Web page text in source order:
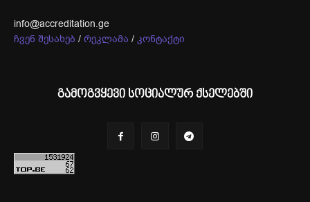
info@accreditation.ge
ჩვენ შესახებ / რეკლამა / კონტაქტი
გამოგვყევი სოციალურ ქსელებში